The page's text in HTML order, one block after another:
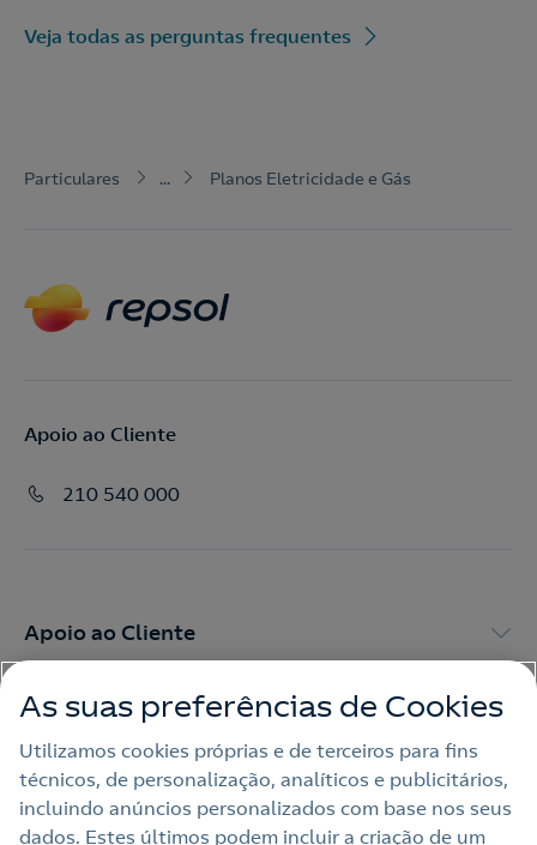
Veja todas as perguntas frequentes
Particulares ... Planos Eletricidade e Gás
Apoio ao Cliente
210 540 000
Apoio ao Cliente
My Repsol
Outras Energias
As suas preferências de Cookies
Utilizamos cookies próprias e de terceiros para fins
técnicos, de personalização, analíticos e publicitários,
incluindo anúncios personalizados com base nos seus
dados. Estes últimos podem incluir a criação de um